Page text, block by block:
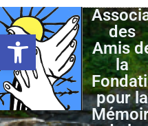
Ouvrir la barre d’outils
des
Amis
la
pour la